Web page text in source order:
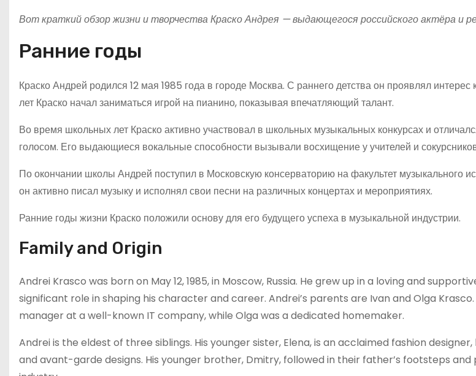
Вот краткий обзор жизни и творчества Краско Андрея — выдающегося российского актёра и
Ранние годы
Краско Андрей родился 12 мая 1985 года в городе Москва. С раннего детства он проявлял интерес
лет Краско начал заниматься игрой на пианино, показывая впечатляющий талант.
Во время школьных лет Краско активно участвовал в школьных музыкальных конкурсах и
голосом. Его выдающиеся вокальные способности вызывали восхищение у учителей и
По окончании школы Андрей поступил в Московскую консерваторию на факультет музыкального
он активно писал музыку и исполнял свои песни на различных концертах и мероприятиях.
Ранние годы жизни Краско положили основу для его будущего успеха в музыкальной индустрии.
Family and Origin
Andrei Krasco was born on May 12, 1985, in Moscow, Russia. He grew up in a loving and
significant role in shaping his character and career. Andrei’s parents are Ivan and Olga
manager at a well-known IT company, while Olga was a dedicated homemaker.
Andrei is the eldest of three siblings. His younger sister, Elena, is an acclaimed fashion
and avant-garde designs. His younger brother, Dmitry, followed in their father’s footsteps and